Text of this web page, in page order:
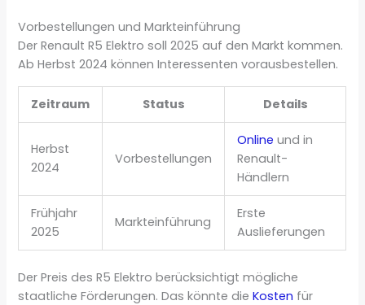
Vorbestellungen und Markteinführung
Der Renault R5 Elektro soll 2025 auf den Markt kommen.
Ab Herbst 2024 können Interessenten vorausbestellen.
Zeitraum Status Details
Herbst
2024
Vorbestellungen
Online und in
Renault-
Händlern
Frühjahr
2025
Markteinführung
Erste
Auslieferungen
Der Preis des R5 Elektro berücksichtigt mögliche
staatliche Förderungen. Das könnte dieKosten für